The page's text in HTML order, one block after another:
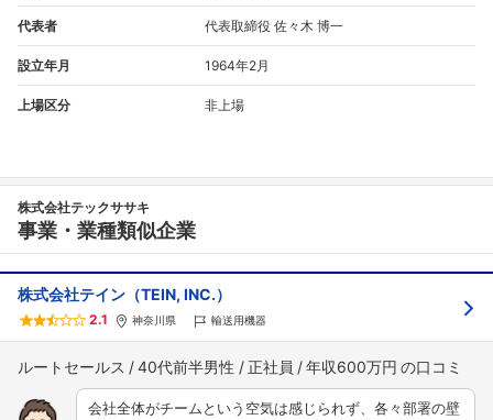
代表者 代表取締役 佐々木 博一
設立年月 1964年2月
上場区分 非上場
株式会社テックササキ
事業・業種類似企業
株式会社テイン（TEIN, INC.）
2.1 神奈川県 輸送用機器
ルートセールス 40代前半男性 正社員 年収600万円
会社全体がチームという空気は感じられず、各々部署の壁